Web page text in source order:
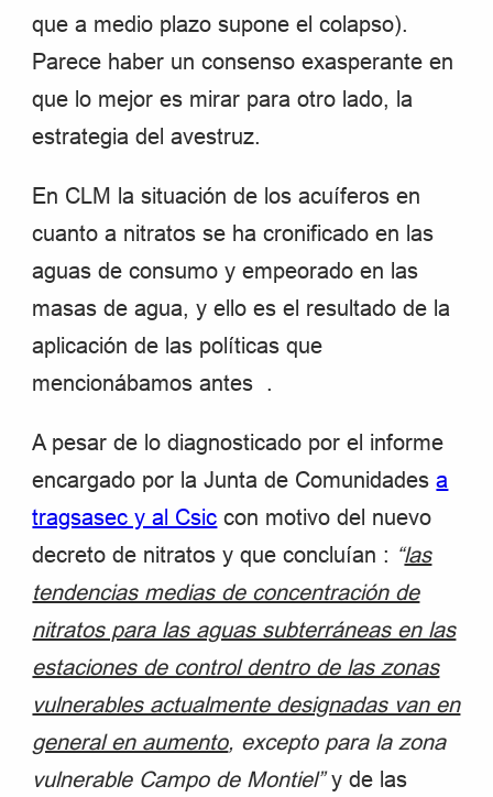
que a medio plazo supone el colapso).
Parece haber un consenso exasperante en
que lo mejor es mirar para otro lado, la
estrategia del avestruz.
En CLM la situación de los acuíferos en
cuanto a nitratos se ha cronificado en las
aguas de consumo y empeorado en las
masas de agua, y ello es el resultado de la
aplicación de las políticas que
mencionábamos antes .
A pesar de lo diagnosticado por el informe
encargado por la Junta de Comunidadesa
tragsasec y al Csic con motivo del nuevo
decreto de nitratos y que concluían : “las
tendencias medias de concentración de
nitratos para las aguas subterráneas en las
estaciones de control dentro de las zonas
vulnerables actualmente designadas van en
general en aumento, excepto para la zona
vulnerable Campo de Montiel”y de las